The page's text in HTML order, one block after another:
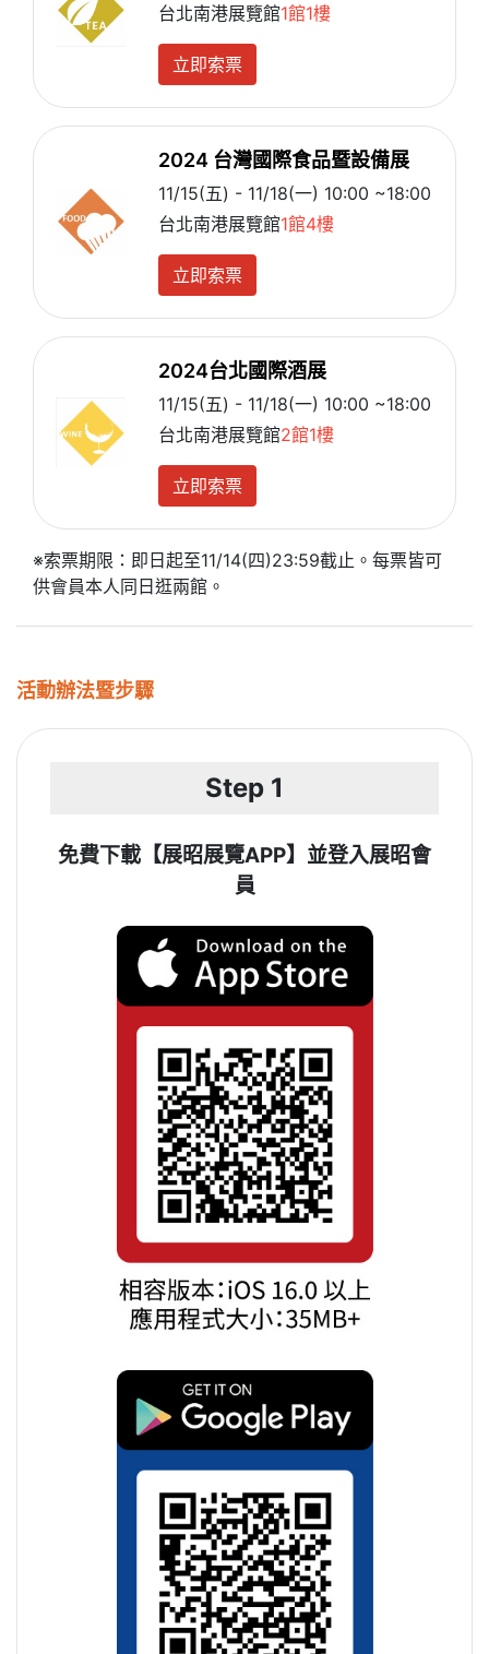
台北南港展覽館1館1樓
立即索票
2024 台灣國際食品暨設備展
11/15(五) - 11/18(一) 10:00 ~18:00
台北南港展覽館1館4樓
立即索票
2024台北國際酒展
11/15(五) - 11/18(一) 10:00 ~18:00
台北南港展覽館2館1樓
立即索票
※索票期限：即日起至11/14(四)23:59截止。每票皆可
供會員本人同日逛兩館。
活動辦法暨步驟
Step 1
免費下載【展昭展覽APP】並登入展昭會
員